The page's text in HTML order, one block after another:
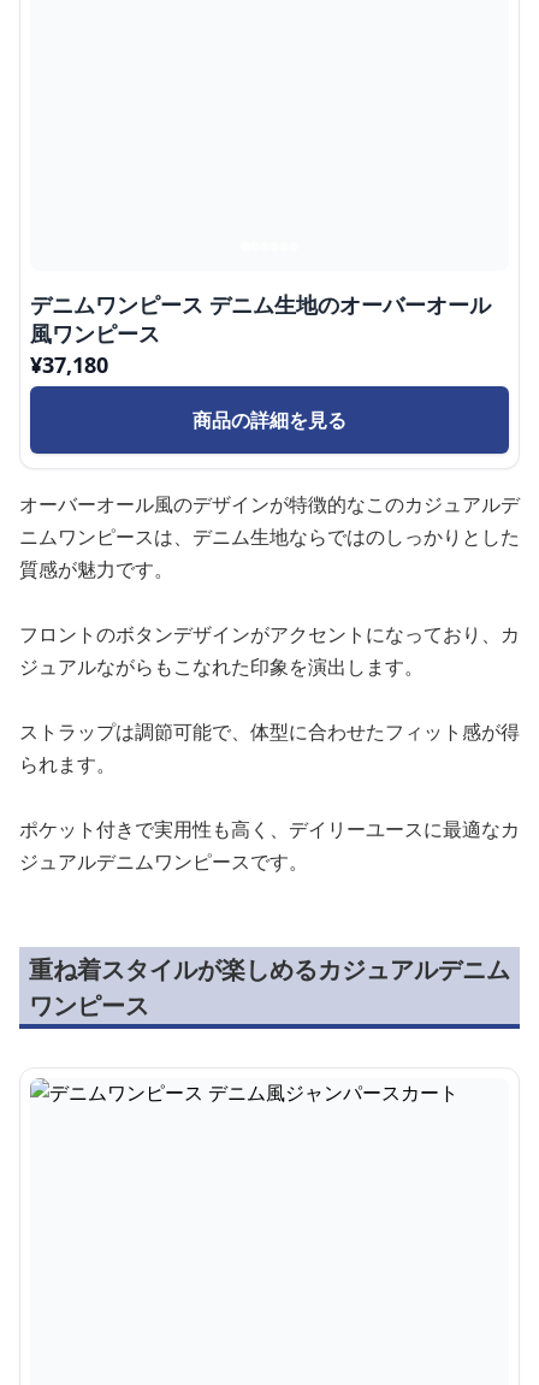
デニムワンピース デニム生地のオーバーオール
風ワンピース
¥37,180
商品の詳細を見る
オーバーオール風のデザインが特徴的なこのカジュアルデ
ニムワンピースは、デニム生地ならではのしっかりとした
質感が魅力です。
フロントのボタンデザインがアクセントになっており、カ
ジュアルながらもこなれた印象を演出します。
ストラップは調節可能で、体型に合わせたフィット感が得
られます。
ポケット付きで実用性も高く、デイリーユースに最適なカ
ジュアルデニムワンピースです。
重ね着スタイルが楽しめるカジュアルデニム
ワンピース